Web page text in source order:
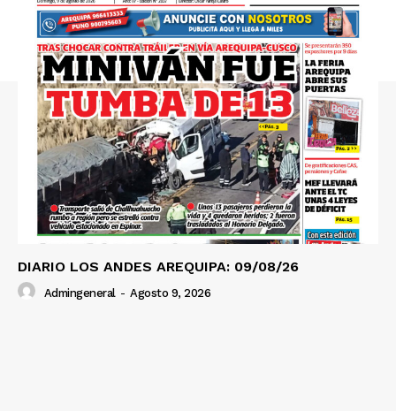
Nosotros
Contacto
Prensa
DIARIO LOS ANDES AREQUIPA: 09/08/26
Admingeneral - Agosto 9, 2026